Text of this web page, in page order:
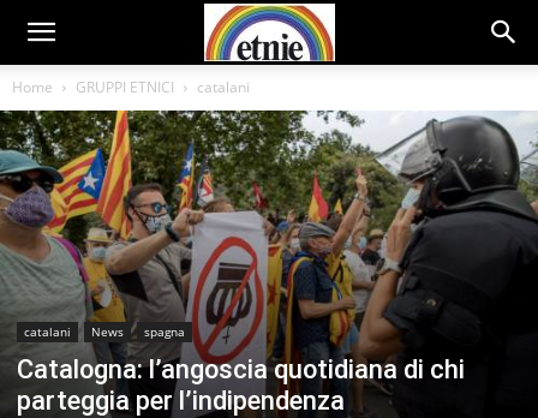
Home GRUPPI ETNICI catalani
catalani News spagna
Catalogna: l’angoscia quotidiana di chi
parteggia per l’indipendenza